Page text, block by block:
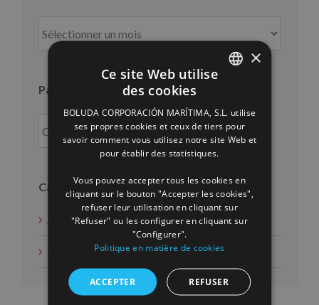
mois
Par an
Catégories
Actions d'intérêt social
Nouvelles
ENGLISH
FRENCH
×
Ce site Web utilise
des cookies
BOLUDA CORPORACIÓN MARÍTIMA, S.L. utilise
ses propres cookies et ceux de tiers pour
savoir comment vous utilisez notre site Web et
pour établir des statistiques.
Vous pouvez accepter tous les cookies en
cliquant sur le bouton "Accepter les cookies",
refuser leur utilisation en cliquant sur
"Refuser" ou les configurer en cliquant sur
"Configurer".
Politique en matière de cookies
ACCEPTER REFUSER